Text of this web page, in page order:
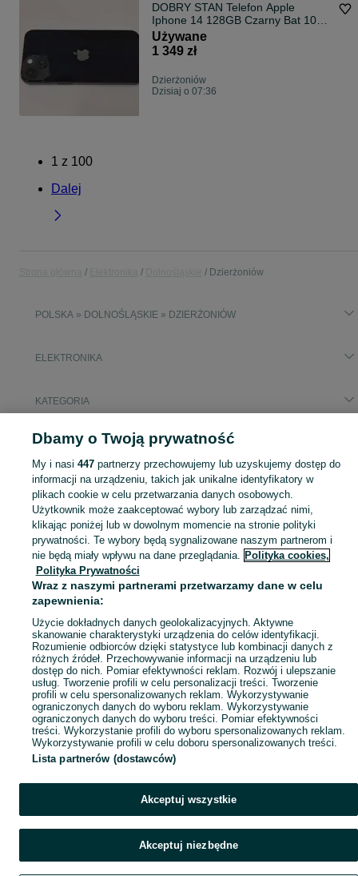
DOBRY STAN Telefon Apple
Iphone 14 128GB Czarny Bat 100%
DZIERŻONIÓW
Używane
1 349 zł
Dzierżoniów
Dzisiaj o 07:36
1 z 100
Dalej
Dzierżoniów
POLSKA » DOLNOŚLĄSKIE » DZIERŻONIÓW
ELEKTRONIKA
KATEGORIA
Popularne wyszukiwania
laptop lenovo legion slim 5 16irh8 16
Sprzedaż elektroniki Dzierżoniów ▶️ szeroki wybór modeli i marek ✅ Nowe i używane oferty w atrakcyjnych cenach ☝ Sprawdź ogłoszenia online na OLX.pl! Zobacz
Mapa kategorii
Mapa miejscowości
Mapa ministron
Popularne wyszukiwania
Dbamy o Twoją prywatność
My i nasi 447partnerzy przechowujemy lub uzyskujemy dostęp do
informacji na urządzeniu, takich jak unikalne identyfikatory w
plikach cookie w celu przetwarzania danych osobowych.
Użytkownik może zaakceptować wybory lub zarządzać nimi,
klikając poniżej lub w dowolnym momencie na stronie polityki
prywatności. Te wybory będą sygnalizowane naszym partnerom i
nie będą miały wpływu na dane przeglądania. Polityka cookies,
Polityka Prywatności
Wraz z naszymi partnerami przetwarzamy dane w celu
zapewnienia:
Użycie dokładnych danych geolokalizacyjnych. Aktywne
skanowanie charakterystyki urządzenia do celów identyfikacji.
Rozumienie odbiorców dzięki statystyce lub kombinacji danych z
różnych źródeł. Przechowywanie informacji na urządzeniu lub
dostęp do nich. Pomiar efektywności reklam. Rozwój i ulepszanie
usług. Tworzenie profili w celu personalizacji treści. Tworzenie
profili w celu spersonalizowanych reklam. Wykorzystywanie
ograniczonych danych do wyboru reklam. Wykorzystywanie
ograniczonych danych do wyboru treści. Pomiar efektywności
treści. Wykorzystanie profili do wyboru spersonalizowanych reklam.
Wykorzystywanie profili w celu doboru spersonalizowanych treści.
Lista partnerów (dostawców)
Akceptuj wszystkie
Akceptuj niezbędne